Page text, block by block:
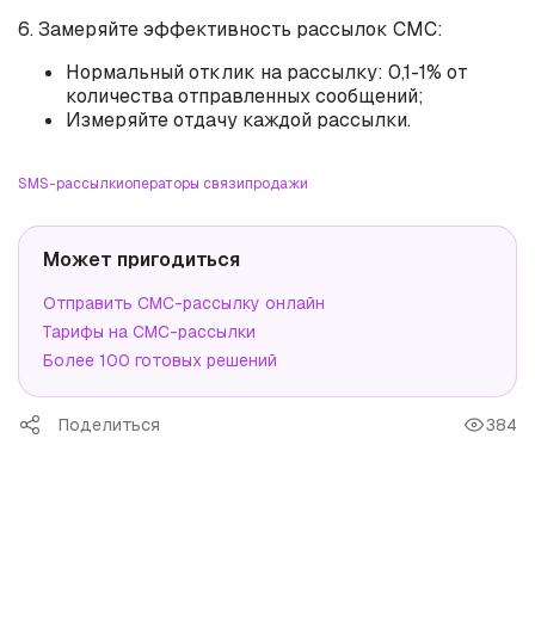
6. Замеряйте эффективность рассылок СМС:
Нормальный отклик на рассылку: 0,1-1% от
количества отправленных сообщений;
Измеряйте отдачу каждой рассылки.
SMS-рассылкиоператоры связипродажи
Может пригодиться
Отправить СМС-рассылку онлайн
Тарифы на СМС-рассылки
Более 100 готовых решений
Поделиться 384